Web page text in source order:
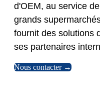
d'OEM, au service
grands
fournit des solutions
ses partenaires
Nous contacter →